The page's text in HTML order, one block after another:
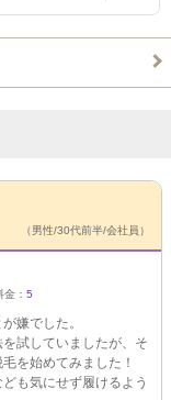
（男性/30代前半/会社員）
金： 5
嫌でした。
試していましたが、そ
を始めてみました！
も気にせず履けるよう